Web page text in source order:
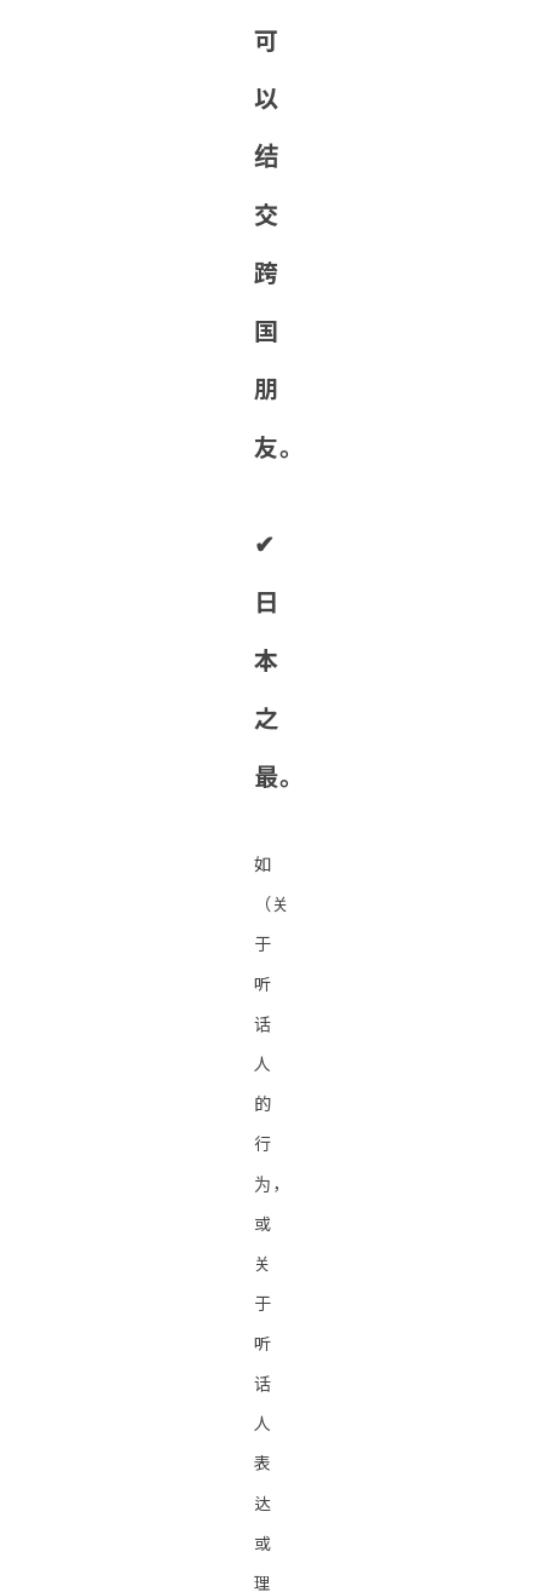
可
以
结
交
跨
国
朋
友。
✔︎
日
本
之
最。
如
（关
于
听
话
人
的
行
为，
或
关
于
听
话
人
表
达
或
理